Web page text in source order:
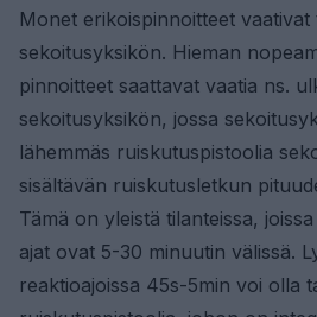
Monet erikoispinnoitteet vaativat
sekoitusyksikön. Hieman
pinnoitteet saattavat vaatia ns.
sekoitusyksikön, jossa
lähemmäs ruiskutuspistoolia
sisältävän ruiskutusletkun
Tämä on yleistä tilanteissa,
ajat ovat 5-30 minuutin välissä.
reaktioajoissa 45s-5min voi olla